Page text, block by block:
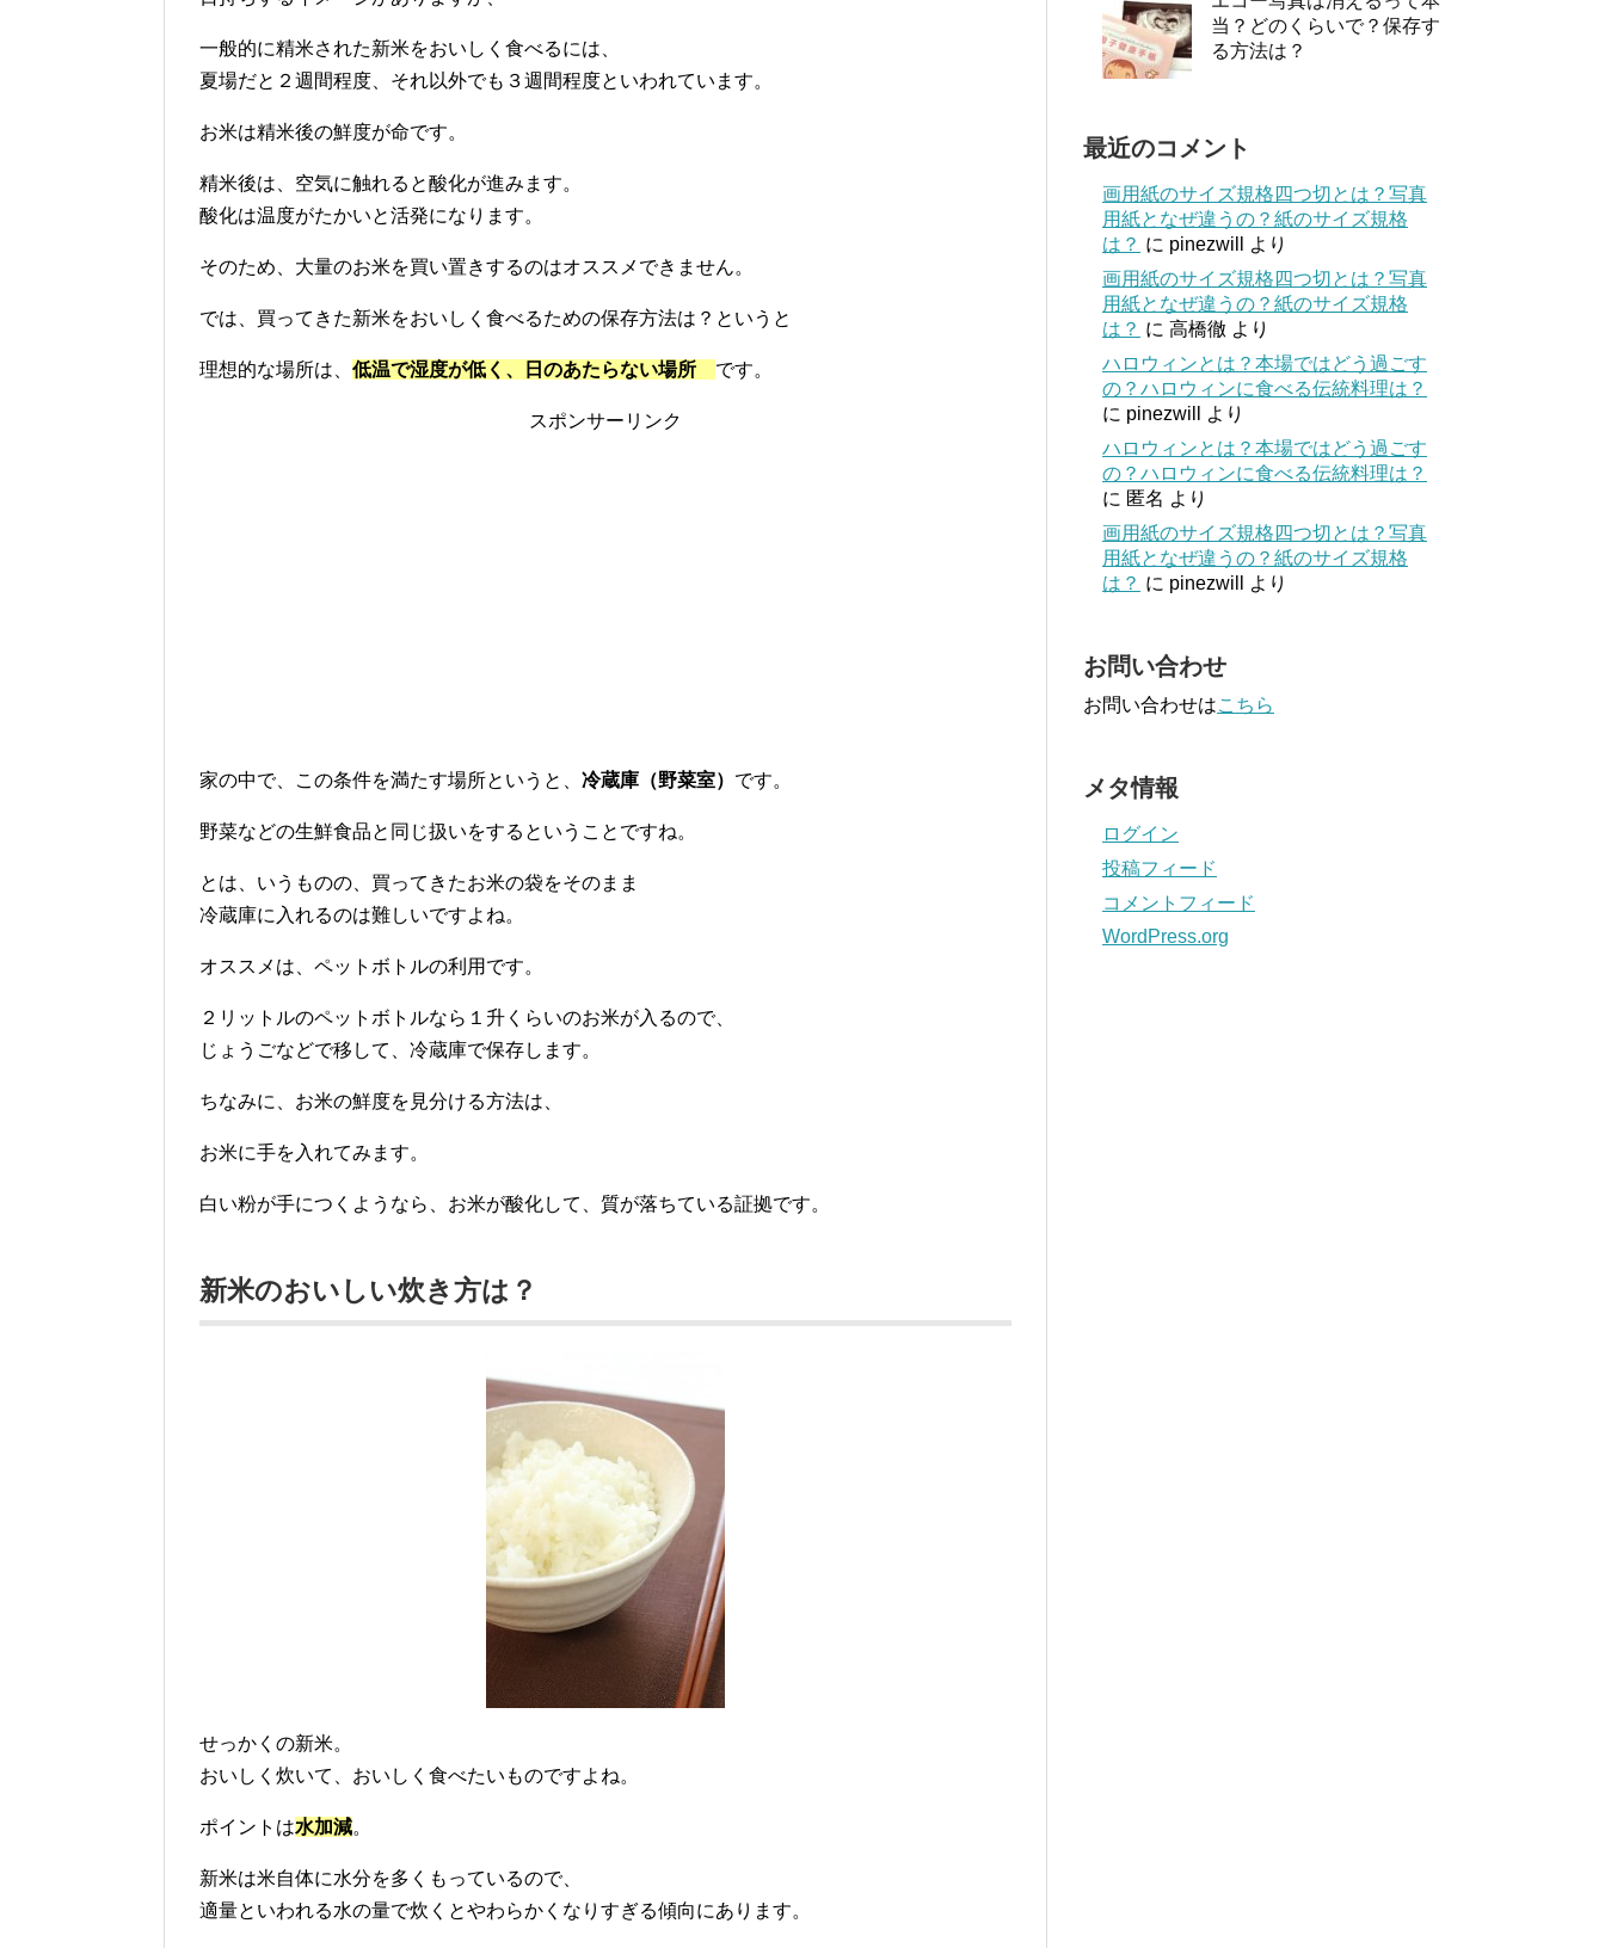
一般的に精米された新米をおいしく食べるには、
夏場だと２週間程度、それ以外でも３週間程度といわれています。
お米は精米後の鮮度が命です。
精米後は、空気に触れると酸化が進みます。
酸化は温度がたかいと活発になります。
そのため、大量のお米を買い置きするのはオススメできません。
では、買ってきた新米をおいしく食べるための保存方法は？というと
理想的な場所は、 低温で湿度が低く、日のあたらない場所 です。
スポンサーリンク
家の中で、この条件を満たす場所というと、 冷蔵庫（野菜室） です。
野菜などの生鮮食品と同じ扱いをするということですね。
とは、いうものの、買ってきたお米の袋をそのまま
冷蔵庫に入れるのは難しいですよね。
オススメは、ペットボトルの利用です。
２リットルのペットボトルなら１升くらいのお米が入るので、
じょうごなどで移して、冷蔵庫で保存します。
ちなみに、お米の鮮度を見分ける方法は、
お米に手を入れてみます。
白い粉が手につくようなら、お米が酸化して、質が落ちている証拠です。
新米のおいしい炊き方は？
せっかくの新米。
おいしく炊いて、おいしく食べたいものですよね。
ポイントは水加減。
新米は米自体に水分を多くもっているので、
適量といわれる水の量で炊くとやわらかくなりすぎる傾向にあります。
当？どのくらいで？保存す
る方法は？
最近のコメント
画用紙のサイズ規格四つ切とは？写真
用紙となぜ違うの？紙のサイズ規格
は？ に pinezwill
より
画用紙のサイズ規格四つ切とは？写真
用紙となぜ違うの？紙のサイズ規格
は？ に 高橋徹 より
ハロウィンとは？本場ではどう過ごす
の？ハロウィンに食べる伝統料理は？
に pinezwill
より
ハロウィンとは？本場ではどう過ごす
の？ハロウィンに食べる伝統料理は？
に 匿名 より
画用紙のサイズ規格四つ切とは？写真
用紙となぜ違うの？紙のサイズ規格
は？ に pinezwill より
お問い合わせ
お問い合わせはこちら
メタ情報
ログイン
投稿フィード
コメントフィード
WordPress.org